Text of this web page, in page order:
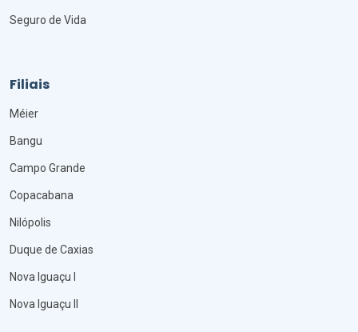
Seguro de Vida
Filiais
Méier
Bangu
Campo Grande
Copacabana
Nilópolis
Duque de Caxias
Nova Iguaçu I
Nova Iguaçu II